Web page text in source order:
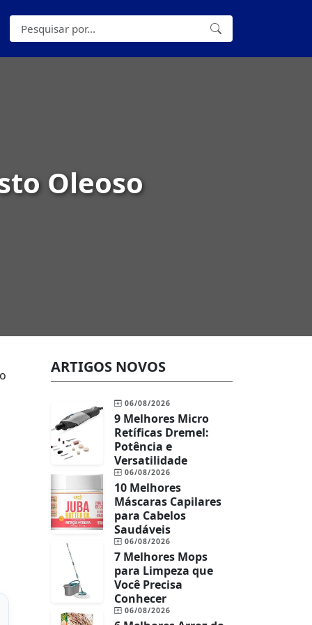
Oleoso
ARTIGOS NOVOS
06/08/2026
9 Melhores Micro
Retíficas Dremel:
Potência e
Versatilidade
06/08/2026
10 Melhores
Máscaras Capilares
para Cabelos
Saudáveis
06/08/2026
7 Melhores Mops
para Limpeza que
Você Precisa
Conhecer
06/08/2026